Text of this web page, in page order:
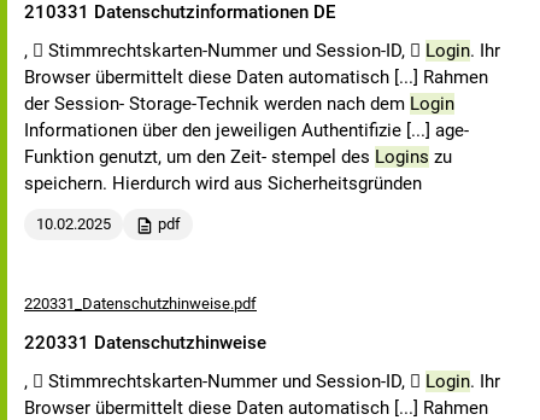
210331 Datenschutzinformationen DE
,  Stimmrechtskarten-Nummer und Session-ID,  Login. Ihr
Browser übermittelt diese Daten automatisch [...] Rahmen
der Session- Storage-Technik werden nach dem Login
Informationen über den jeweiligen Authentifizie [...] age-
Funktion genutzt, um den Zeit- stempel des Logins zu
speichern. Hierdurch wird aus Sicherheitsgründen
10.02.2025 pdf
220331_Datenschutzhinweise.pdf
220331 Datenschutzhinweise
,  Stimmrechtskarten-Nummer und Session-ID,  Login. Ihr
Browser übermittelt diese Daten automatisch [...] Rahmen